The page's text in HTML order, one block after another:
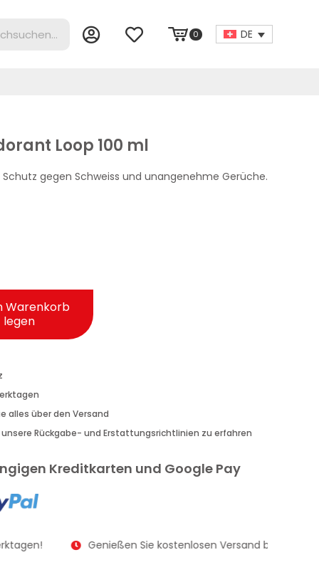
0 DE
Loop 100 ml
gegen Schweiss und unangenehme Gerüche.
Warenkorb
legen
alles über den Versand
unsere Rückgabe- und Erstattungsrichtlinien zu erfahren
Kreditkarten und Google Pay
Genießen Sie kostenlosen Versand bei